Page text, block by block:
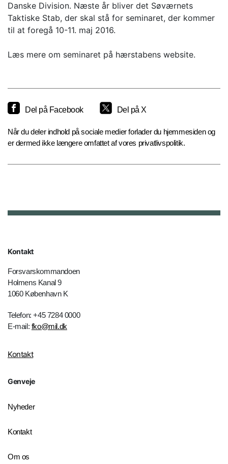
Danske Division. Næste år bliver det Søværnets
Taktiske Stab, der skal stå for seminaret, der kommer
til at foregå 10-11. maj 2016.
Læs mere om seminaret på hærstabens website.
Del på Facebook Del på X
Når du deler indhold på sociale medier forlader du hjemmesiden og
er dermed ikke længere omfattet af vores privatlivspolitik.
Kontakt
Forsvarskommandoen
Holmens Kanal 9
1060 København K
Telefon: +45 7284 0000
E-mail: fko@mil.dk
Kontakt
Genveje
Nyheder
Kontakt
Om os